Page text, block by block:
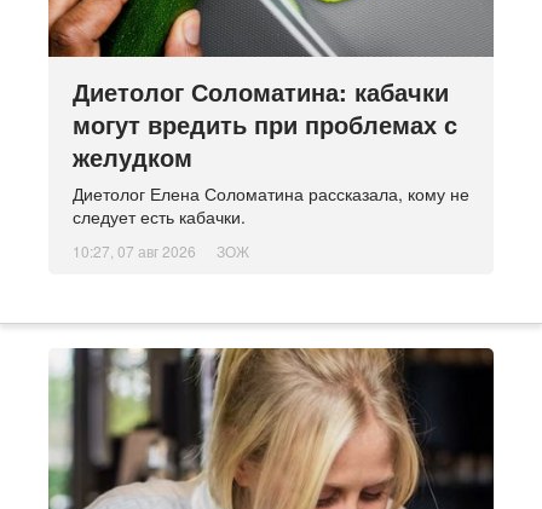
Диетолог Соломатина: кабачки
могут вредить при проблемах с
желудком
Диетолог Елена Соломатина рассказала, кому не
следует есть кабачки.
10:27, 07 авг 2026 ЗОЖ